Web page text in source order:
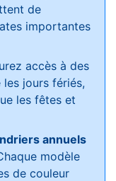
de
importantes
accès à des
jours fériés,
les fêtes et
annuels
modèle
de couleur